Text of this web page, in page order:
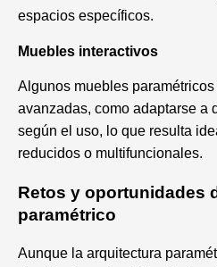
espacios específicos.
Muebles interactivos
Algunos muebles
avanzadas, como adaptarse a
según el uso, lo que resulta
reducidos o multifuncionales.
Retos y oportunidades
paramétrico
Aunque la arquitectura